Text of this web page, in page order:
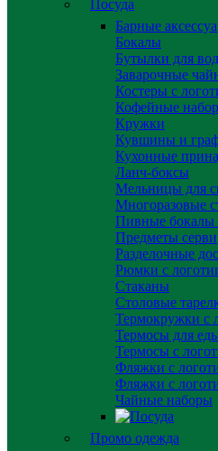
Посуда
Барные
Бокалы
Бутылки для
Заварочные
Костеры с
Кофейные
Кружки
Кувшины и
Кухонные
Ланч-боксы
Мельницы для
Многоразовые
Пивные бокалы
Предметы
Разделочные
Рюмки с
Стаканы
Столовые
Термокружки с
Термосы для
Термосы с
Фляжки с
Фляжки с
Чайные наборы
Промо одежда